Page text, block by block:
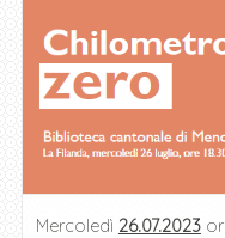
Mercoledì 26.07.2023